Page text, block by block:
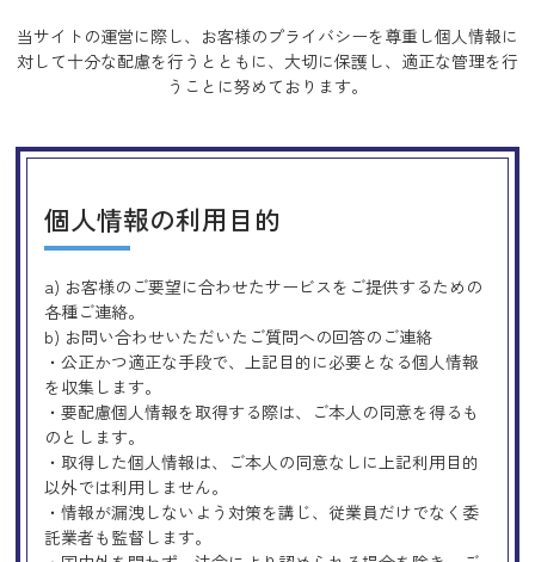
当サイトの運営に際し、お客様のプライバシーを尊重し個人情報に
対して十分な配慮を行うとともに、 大切に保護し、適正な管理を行
うことに努めております。
個人情報の利用目的
a) お客様のご要望に合わせたサービスをご提供するための
各種ご連絡。
b) お問い合わせいただいたご質問への回答のご連絡
・公正かつ適正な手段で、上記目的に必要となる個人情報
を収集します。
・要配慮個人情報を取得する際は、ご本人の同意を得るも
のとします。
・取得した個人情報は、ご本人の同意なしに上記利用目的
以外では利用しません。
・情報が漏洩しないよう対策を講じ、従業員だけでなく委
託業者も監督します。